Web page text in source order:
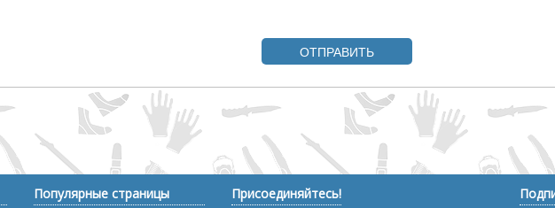
ОТПРАВИТЬ
Популярные страницы Присоединяйтесь!